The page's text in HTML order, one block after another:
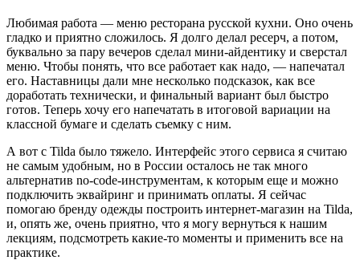
Любимая работа — меню ресторана русской кухни. Оно очень
гладко и приятно сложилось. Я долго делал ресерч, а потом,
буквально за пару вечеров сделал мини-айдентику и сверстал
меню. Чтобы понять, что все работает как надо, — напечатал
его. Наставницы дали мне несколько подсказок, как все
доработать технически, и финальный вариант был быстро
готов. Теперь хочу его напечатать в итоговой вариации на
классной бумаге и сделать съемку с ним.
А вот с Tilda было тяжело. Интерфейс этого сервиса я считаю
не самым удобным, но в России осталось не так много
альтернатив no-code-инструментам, к которым еще и можно
подключить эквайринг и принимать оплаты. Я сейчас
помогаю бренду одежды построить интернет-магазин на Tilda,
и, опять же, очень приятно, что я могу вернуться к нашим
лекциям, подсмотреть какие-то моменты и применить все на
практике.